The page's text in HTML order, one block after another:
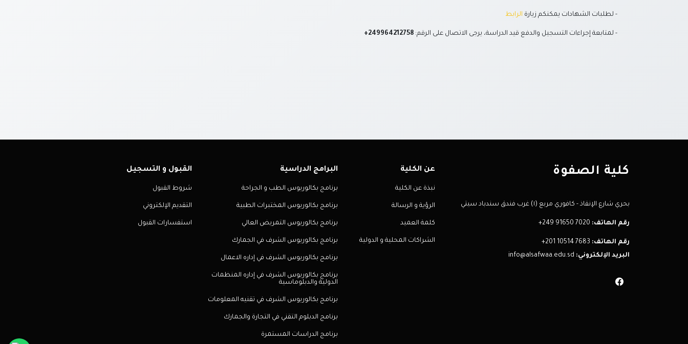
- لطلبات الشهادات يمكنكم زيارة الرابط
- لمتابعة إجراءات التسجيل والدفع قيد الدراسة، يرجى الاتصال على الرقم: +249964212758
كلية الصفوة
بحري شارع الإنقاذ - كافوري مربع (١) غرب فندق سندباد سيتي
رقم الهاتف: +249 91650 7020
رقم الهاتف: +201 10514 7683
البريد الإلكتروني: info@alsafwaa.edu.sd
عن الكلية
نبذة عن الكلية
الرؤية و الرسالة
كلمة العميد
الشراكات المحلية و الدولية
البرامج الدراسية
برنامج بكالوريوس الطب و الجراحة
برنامج بكالوريوس المختبرات الطبية
برنامج بكالوريوس التمريض العالي
برنامج بكالوريوس الشرف في الجمارك
برنامج بكالوريوس الشرف في إداره الاعمال
برنامج بكالوريوس الشرف في إداره المنظمات
الدولية والدبلوماسية
برنامج بكالوريوس الشرف في تقنيه المعلومات
برنامج الدبلوم التقني في التجارة والجمارك
برنامج الدراسات المستمرة
القبول و التسجيل
شروط القبول
التقديم الإلكتروني
استفسارات القبول